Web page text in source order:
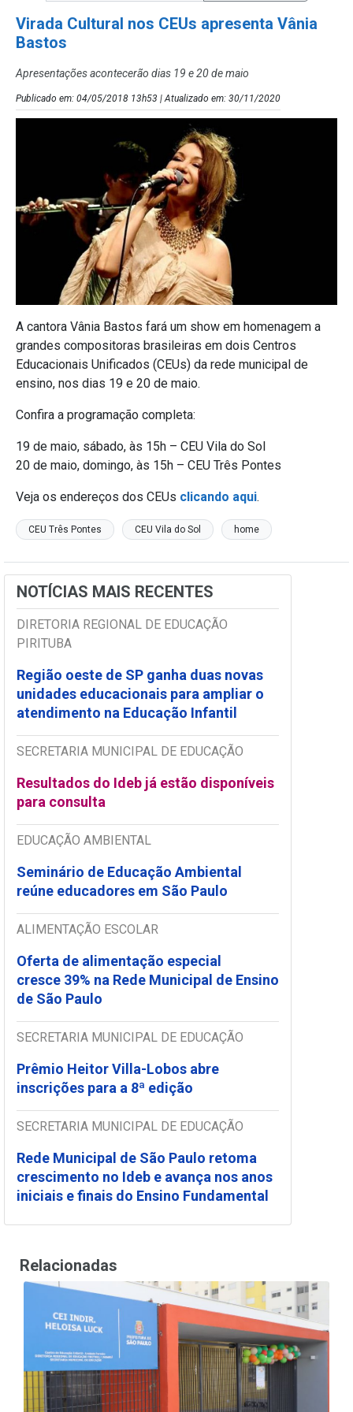
Virada Cultural nos CEUs apresenta Vânia
Bastos
Apresentações acontecerão dias 19 e 20 de maio
Publicado em: 04/05/2018 13h53 | Atualizado em: 30/11/2020
A cantora Vânia Bastos fará um show em homenagem a
grandes compositoras brasileiras em dois Centros
Educacionais Unificados (CEUs) da rede municipal de
ensino, nos dias 19 e 20 de maio.
Confira a programação completa:
19 de maio, sábado, às 15h – CEU Vila do Sol
20 de maio, domingo, às 15h – CEU Três Pontes
Veja os endereços dos CEUs clicando aqui.
CEU Três Pontes CEU Vila do Sol home
NOTÍCIAS MAIS RECENTES
DIRETORIA REGIONAL DE EDUCAÇÃO
PIRITUBA
Região oeste de SP ganha duas novas
unidades educacionais para ampliar o
atendimento na Educação Infantil
SECRETARIA MUNICIPAL DE EDUCAÇÃO
Resultados do Ideb já estão disponíveis
para consulta
EDUCAÇÃO AMBIENTAL
Seminário de Educação Ambiental
reúne educadores em São Paulo
ALIMENTAÇÃO ESCOLAR
Oferta de alimentação especial
cresce 39% na Rede Municipal de Ensino
de São Paulo
SECRETARIA MUNICIPAL DE EDUCAÇÃO
Prêmio Heitor Villa-Lobos abre
inscrições para a 8ª edição
SECRETARIA MUNICIPAL DE EDUCAÇÃO
Rede Municipal de São Paulo retoma
crescimento no Ideb e avança nos anos
iniciais e finais do Ensino Fundamental
Relacionadas